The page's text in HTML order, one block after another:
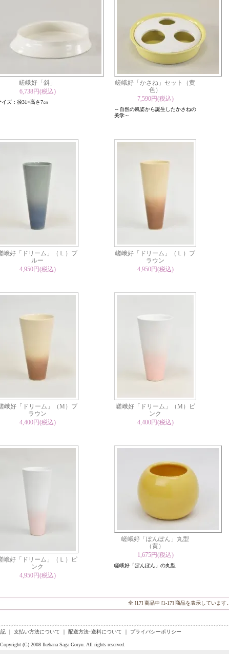
嵯峨好「斜」
6,738円(税込)
イズ：径31×高さ7㎝
嵯峨好「かさね」セット（黄
色）
7,590円(税込)
～自然の風姿から誕生したかさねの
美学～
峨好「ドリーム」（Ｌ）ブ
ルー
4,950円(税込)
嵯峨好「ドリーム」（Ｌ）ブ
ラウン
4,950円(税込)
峨好「ドリーム」（M）ブ
ラウン
4,400円(税込)
嵯峨好「ドリーム」（M）ピ
ンク
4,400円(税込)
峨好「ドリーム」（Ｌ）ピ
ンク
4,950円(税込)
嵯峨好「ぽんぽん」丸型
（黄）
1,675円(税込)
嵯峨好「ぽんぽん」の丸型
全 [17] 商品中 [1-17] 商品を表示しています。
｜ 支払い方法について ｜ 配送方法･送料について ｜ プライバシーポリシー
Copyright (C) 2008 Ikebana Saga Goryu. All rights reserved.